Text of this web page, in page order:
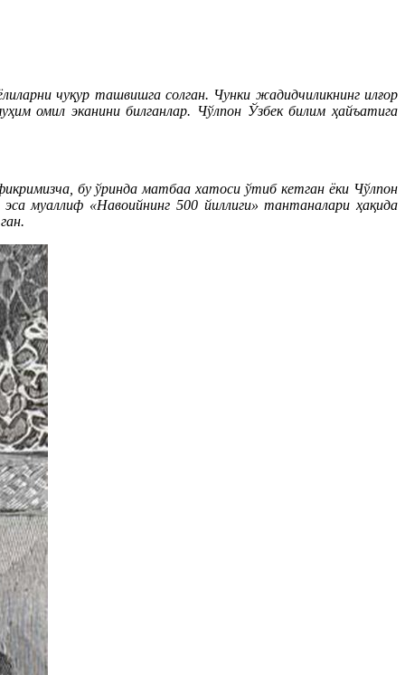
чуқур ташвишга солган. Чунки жадидчиликнинг илғор
омил эканини билганлар. Чўлпон Ўзбек билим ҳайъатига
бу ўринда матбаа хатоси ўтиб кетган ёки Чўлпон
муаллиф «Навоийнинг 500 йиллиги» тантаналари ҳақида